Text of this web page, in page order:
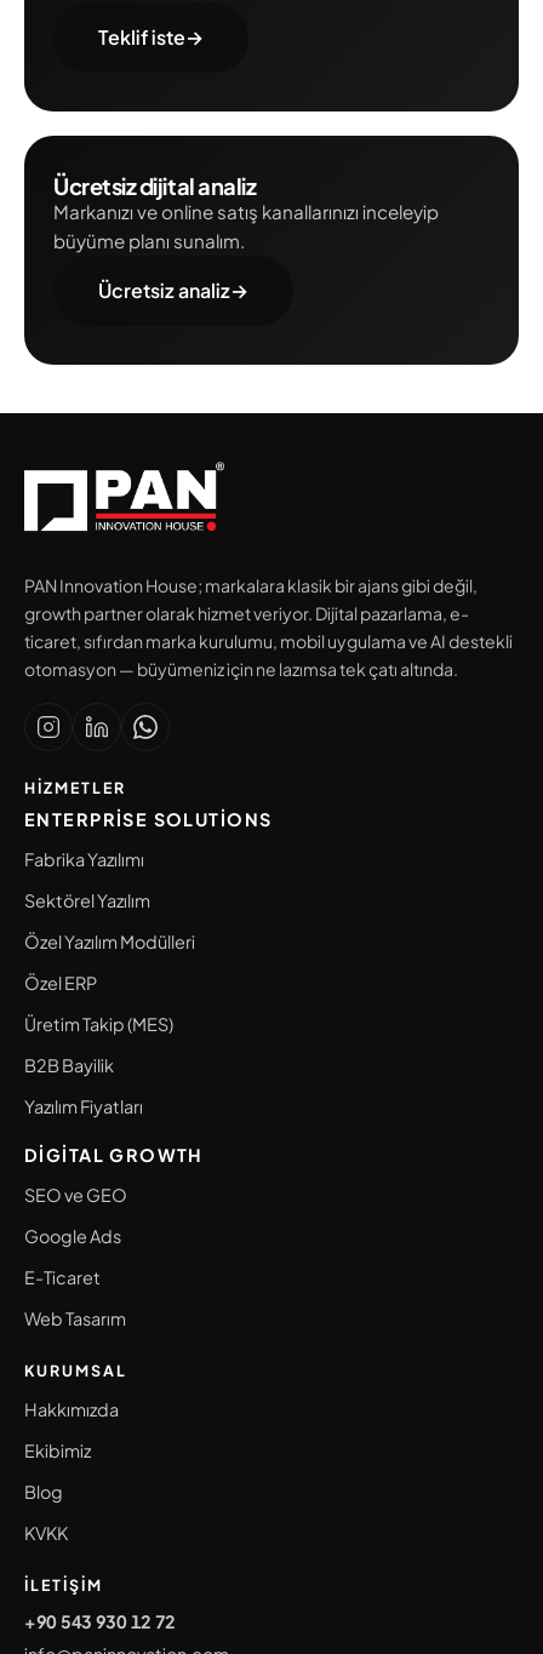
Teklif iste→
Ücretsiz dijital analiz
Markanızı ve online satış kanallarınızı inceleyip
büyüme planı sunalım.
Ücretsiz analiz→
PAN Innovation House; markalara klasik bir ajans gibi değil,
growth partner olarak hizmet veriyor. Dijital pazarlama, e-
ticaret, sıfırdan marka kurulumu, mobil uygulama ve AI destekli
otomasyon — büyümeniz için ne lazımsa tek çatı altında.
HIZMETLER
ENTERPRISE SOLUTIONS
Fabrika Yazılımı
Sektörel Yazılım
Özel Yazılım Modülleri
Özel ERP
Üretim Takip (MES)
B2B Bayilik
Yazılım Fiyatları
DIGITAL GROWTH
SEO ve GEO
Google Ads
E-Ticaret
Web Tasarım
KURUMSAL
Hakkımızda
Ekibimiz
Blog
KVKK
İLETIŞIM
+90 543 930 12 72